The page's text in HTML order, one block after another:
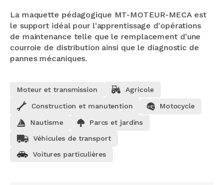
La maquette pédagogique MT-MOTEUR-MECA est
le support idéal pour l'apprentissage d'opérations
de maintenance telle que le remplacement d'une
courroie de distribution ainsi que le diagnostic de
pannes mécaniques.
Moteur et transmission Agricole
Construction et manutention Motocycle
Nautisme
Parcs et jardins
Véhicules de transport
Voitures particulières